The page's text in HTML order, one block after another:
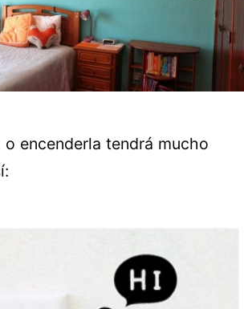
encenderla tendrá mucho